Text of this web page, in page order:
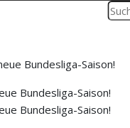
Bundesliga-Saison!